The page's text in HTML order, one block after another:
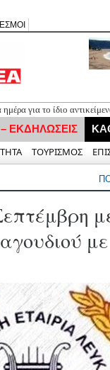
ημέρα για το ίδιο
φιλολόγου Χαρίλαου
μέσο Γιώργο
(του Ανδρέα
ΕΚΔΗΛΩΣΕΙΣ
ΤΟΥΡΙΣΜΟΣ